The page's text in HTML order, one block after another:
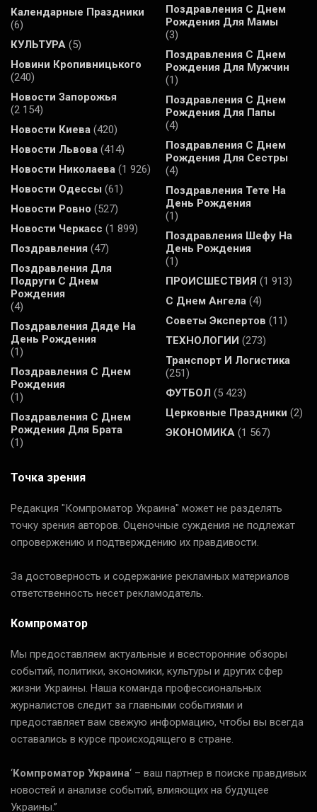
Календарные Праздники
(6)
КУЛЬТУРА (5)
Новини Кропивницького
(240)
Новости Запорожья
(2 154)
Новости Киева (420)
Новости Львова (414)
Новости Николаева (1 926)
Новости Одессы (61)
Новости Ровно (527)
Новости Черкасс (1 899)
Поздравления (47)
Поздравления Для
Подруги С Днем
Рождения
(4)
Поздравления Дяде На
День Рождения
(1)
Поздравления С Днем
Рождения
(1)
Поздравления С Днем
Рождения Для Брата
(1)
Поздравления С Днем
Рождения Для Мамы
(3)
Поздравления С Днем
Рождения Для Мужчин
(1)
Поздравления С Днем
Рождения Для Папы
(4)
Поздравления С Днем
Рождения Для Сестры
(4)
Поздравления Тете На
День Рождения
(1)
Поздравления Шефу На
День Рождения
(1)
ПРОИСШЕСТВИЯ (1 913)
С Днем Ангела (4)
Советы Экспертов (11)
ТЕХНОЛОГИИ (273)
Транспорт И Логистика
(251)
ФУТБОЛ (5 423)
Церковные Праздники (2)
ЭКОНОМИКА (1 567)
Точка зрения
Редакция "Компроматор Украина" может не разделять
точку зрения авторов. Оценочные суждения не подлежат
опровержению и подтверждению их правдивости.
За достоверность и содержание рекламных материалов
ответственность несет рекламодатель.
Компроматор
Мы предоставляем актуальные и всесторонние обзоры
событий, политики, экономики, культуры и других сфер
жизни Украины. Наша команда профессиональных
журналистов следит за главными событиями и
предоставляет вам свежую информацию, чтобы вы всегда
оставались в курсе происходящего в стране.
‘Компроматор Украина‘ – ваш партнер в поиске правдивых
новостей и анализе событий, влияющих на будущее
Украины.”